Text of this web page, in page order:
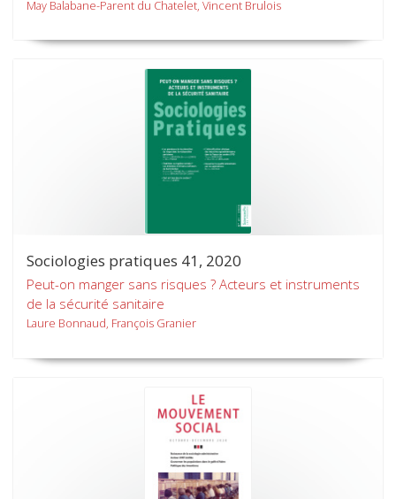
May Balabane-Parent du Chatelet, Vincent Brulois
Sociologies pratiques 41, 2020
Peut-on manger sans risques ? Acteurs et instruments
de la sécurité sanitaire
Laure Bonnaud, François Granier